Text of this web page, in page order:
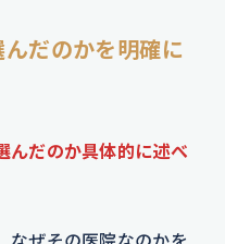
だのかを明確に
んだのか具体的に述べ